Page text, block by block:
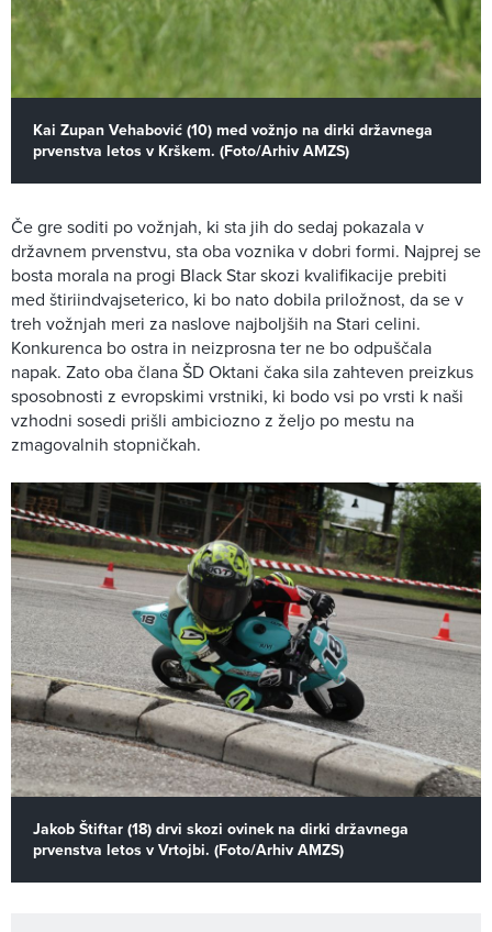
Kai Zupan Vehabović (10) med vožnjo na dirki državnega
prvenstva letos v Krškem. (Foto/Arhiv AMZS)
Če gre soditi po vožnjah, ki sta jih do sedaj pokazala v
državnem prvenstvu, sta oba voznika v dobri formi. Najprej se
bosta morala na progi Black Star skozi kvalifikacije prebiti
med štiriindvajseterico, ki bo nato dobila priložnost, da se v
treh vožnjah meri za naslove najboljših na Stari celini.
Konkurenca bo ostra in neizprosna ter ne bo odpuščala
napak. Zato oba člana ŠD Oktani čaka sila zahteven preizkus
sposobnosti z evropskimi vrstniki, ki bodo vsi po vrsti k naši
vzhodni sosedi prišli ambiciozno z željo po mestu na
zmagovalnih stopničkah.
Jakob Štiftar (18) drvi skozi ovinek na dirki državnega
prvenstva letos v Vrtojbi. (Foto/Arhiv AMZS)